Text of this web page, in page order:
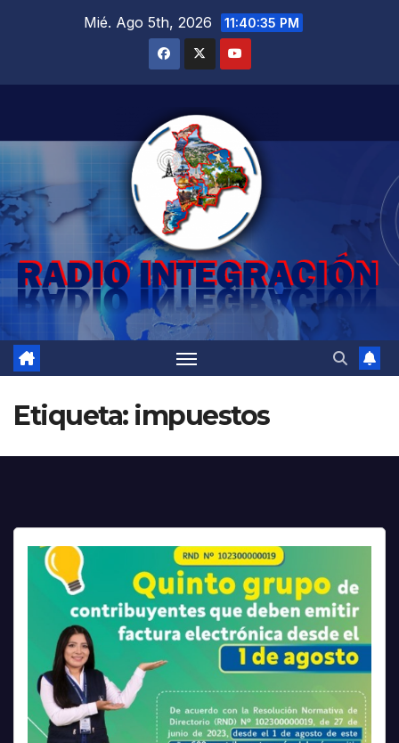
Mié. Ago 5th, 2026 11:40:36 PM
Etiqueta: impuestos